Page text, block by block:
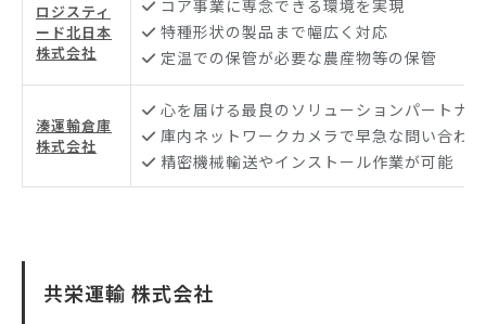
ロジスティ
ード北日本
株式会社
コア事業に専念できる環境を実現
特種形状の製品まで幅広く対応
定温での保管が必要な農産物等の保管
湊運輸倉庫
株式会社
心を届ける最良のソリューションパートナー
庫内ネットワークカメラで早急な問い合わ
精密機械輸送やインストール作業が可能
共栄運輸 株式会社